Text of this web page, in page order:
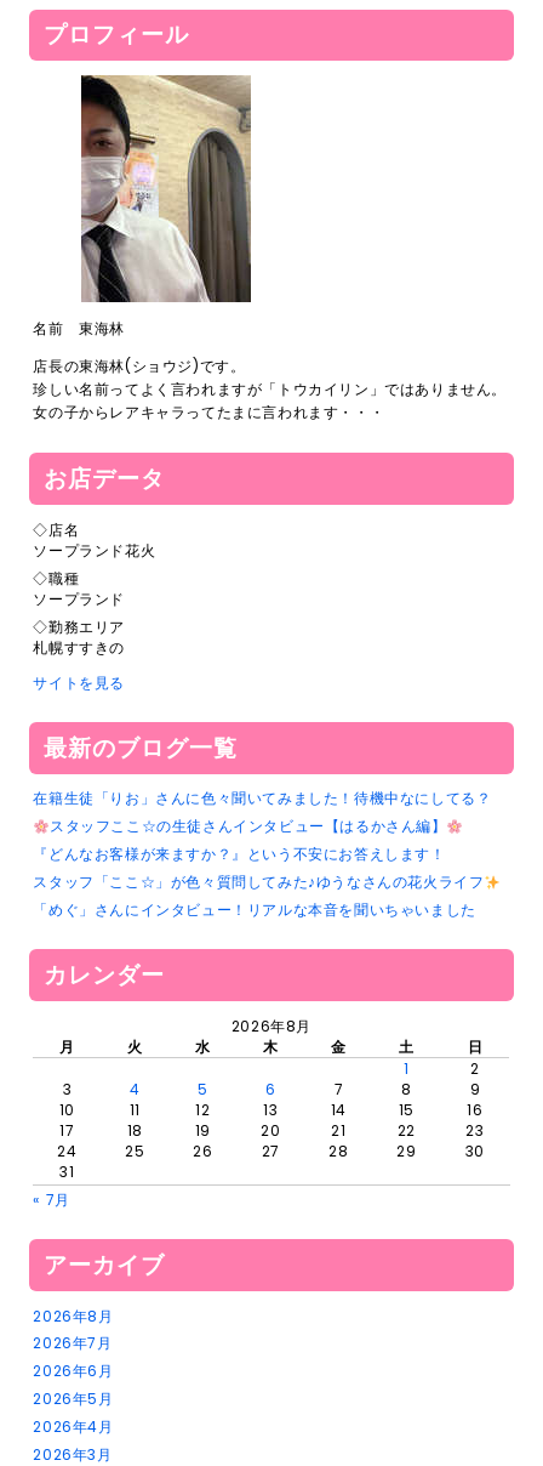
電話
0120-367-294
メール
s-hanabi@docomo.ne.jp
プロフィール
名前 東海林
店長の東海林(ショウジ)です。
珍しい名前ってよく言われますが「トウカイリン」ではありません。
女の子からレアキャラってたまに言われます・・・
お店データ
◇店名
ソープランド花火
◇職種
ソープランド
◇勤務エリア
札幌すすきの
サイトを見る
最新のブログ一覧
在籍生徒「りお」さんに色々聞いてみました！待機中なにしてる？
スタッフここ☆の生徒さんインタビュー【はるかさん編】
『どんなお客様が来ますか？』という不安にお答えします！
スタッフ「ここ☆」が色々質問してみた♪ゆうなさんの花火ライフ
「めぐ」さんにインタビュー！リアルな本音を聞いちゃいました
カレンダー
2026年8月
月
火 水 木 金 土
日
1
2
3
4 5 6 7 8
9
10
11 12 13 14 15
16
17
18 19 20 21 22
23
24
25 26 27 28 29
30
31
« 7月
アーカイブ
2026年8月
2026年7月
2026年6月
2026年5月
2026年4月
2026年3月